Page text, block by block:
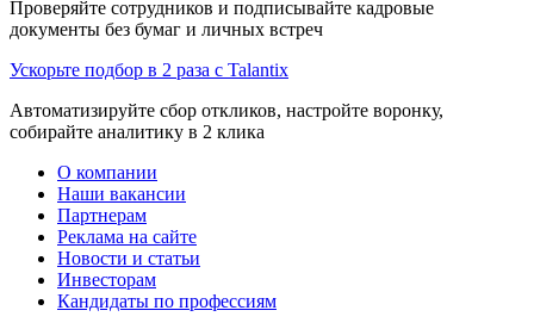
Проверяйте сотрудников и подписывайте кадровые
документы без бумаг и личных встреч
Ускорьте подбор в 2 раза с Talantix
Автоматизируйте сбор откликов, настройте воронку,
собирайте аналитику в 2 клика
О компании
Наши вакансии
Партнерам
Реклама на сайте
Новости и статьи
Инвесторам
Кандидаты по профессиям